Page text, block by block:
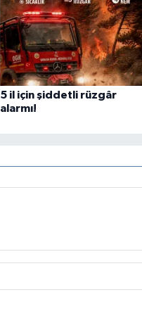
5 il için şiddetli rüzgâr
alarmı!